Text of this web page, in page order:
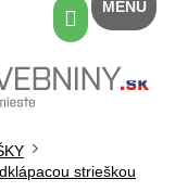
Nákupný
košík
strieškou